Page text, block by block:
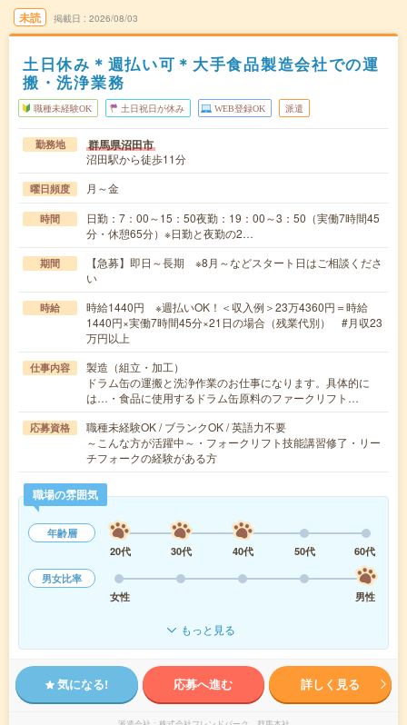
未読 掲載日 2026/08/03
土日休み＊週払い可＊大手食品製造会社での運
搬・洗浄業務
職種未経験OK 土日祝日が休み WEB登録OK 派遣
勤務地 群馬県沼田市
沼田駅から徒歩11分
曜日頻度 月～金
時間
日勤：7：00～15：50夜勤：19：00～3：50（実働7時間45
分・休憩65分）※日勤と夜勤の2…
期間
【急募】即日～長期 ※8月～などスタート日はご相談くださ
い
時給
時給1440円 ※週払いOK！＜収入例＞23万4360円＝時給
1440円×実働7時間45分×21日の場合（残業代別） #月収23
万円以上
仕事内容
製造（組立・加工）
ドラム缶の運搬と洗浄作業のお仕事になります。具体的に
は…・食品に使用するドラム缶原料のファークリフト…
応募資格
職種未経験OK / ブランクOK / 英語力不要
～こんな方が活躍中～・フォークリフト技能講習修了・リー
チフォークの経験がある方
職場の雰囲気
年齢層
20代
30代 40代 50代
60代
男女比率
女性
男性
もっと見る
気になる! 応募へ進む 詳しく見る